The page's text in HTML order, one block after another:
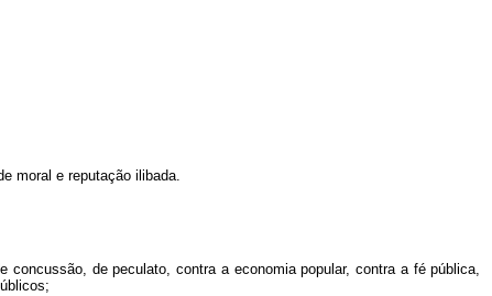
moral e reputação ilibada.
de peculato, contra a economia popular, contra a fé pública,